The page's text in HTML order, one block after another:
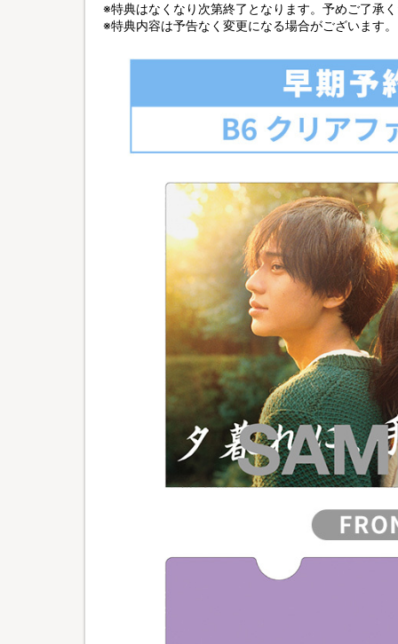
※特典はなくなり次第終了となります。予めご了承
※特典内容は予告なく変更になる場合がございます。